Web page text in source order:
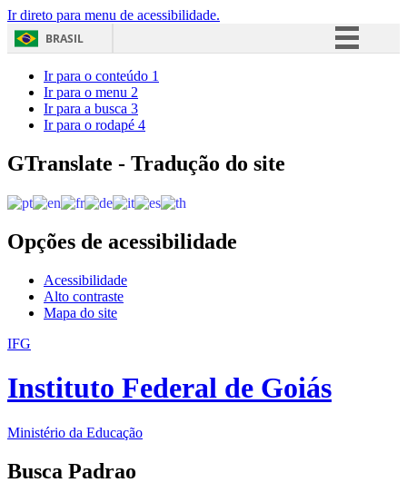
Ir direto para menu de acessibilidade.
BRASIL
Acesso à informação
Ir para o conteúdo 1
Ir para o menu 2
Ir para a busca 3
Ir para o rodapé 4
GTranslate - Tradução do site
Opções de acessibilidade
Acessibilidade
Alto contraste
Mapa do site
IFG
Instituto Federal de Goiás
Ministério da Educação
Busca Padrao